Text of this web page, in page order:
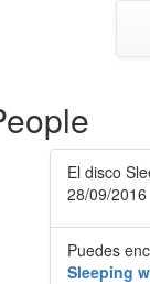
El disco
28/09/2016
Puedes
Sleeping